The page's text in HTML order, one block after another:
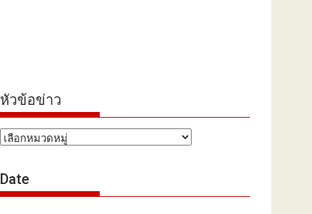
หัวข้อข่าว
หัวข้อ
Date